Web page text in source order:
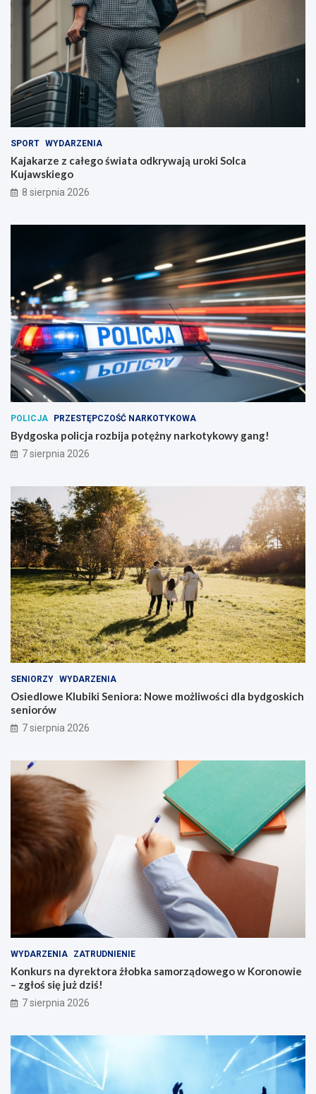
SPORT WYDARZENIA
Kajakarze z całego świata odkrywają uroki Solca
Kujawskiego
8 sierpnia 2026
POLICJA PRZESTĘPCZOŚĆ NARKOTYKOWA
Bydgoska policja rozbija potężny narkotykowy gang!
7 sierpnia 2026
SENIORZY WYDARZENIA
Osiedlowe Klubiki Seniora: Nowe możliwości dla bydgoskich
seniorów
7 sierpnia 2026
WYDARZENIA ZATRUDNIENIE
Konkurs na dyrektora żłobka samorządowego w Koronowie
– zgłoś się już dziś!
7 sierpnia 2026